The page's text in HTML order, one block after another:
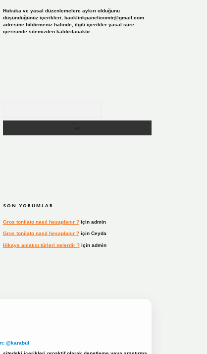
Hukuka ve yasal düzenlemelere aykırı olduğunu
düşündüğünüz içerikleri, backlinkpanelicomtr@gmail.com
adresine bildirmeniz halinde, ilgili içerikler yasal süre
içerisinde sitemizden kaldırılacaktır.
SON YORUMLAR
Gros tonilato nasıl hesaplanır ?için admin
Gros tonilato nasıl hesaplanır ?için Ceyda
Hikaye anlatıcı türleri nelerdir ?için admin
@karabul